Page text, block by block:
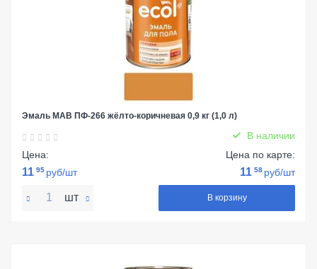
Эмаль МАВ ПФ-266 жёлто-коричневая 0,9 кг (1,0 л)
В наличии
Цена:
11 95 руб/шт
Цена по карте:
11 58 руб/шт
шт В корзину